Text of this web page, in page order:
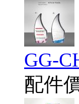
GG-
配件